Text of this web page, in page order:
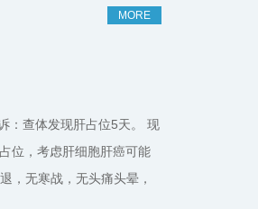
MORE
：查体发现肝占位5天。 现
位，考虑肝细胞肝癌可能
，无寒战，无头痛头晕，